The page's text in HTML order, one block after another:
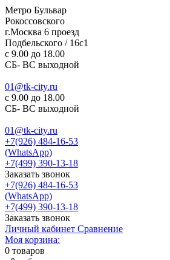
Метро Бульвар
Рокоссовского
г.Москва 6 проезд
Подбельского / 16с1
c 9.00 до 18.00
СБ- ВС выходной
01@tk-city.ru
c 9.00 до 18.00
СБ- ВС выходной
01@tk-city.ru
+7(926) 484-16-53
(WhatsApp)
+7(499) 390-13-18
Заказать звонок
+7(926) 484-16-53
(WhatsApp)
+7(499) 390-13-18
Заказать звонок
Личный кабинет Сравнение
Моя корзина:
0 товаров